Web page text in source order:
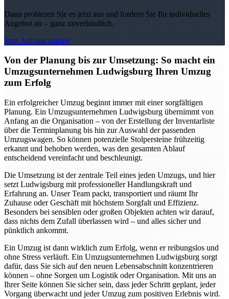
Dann probieren Sie es jetzt aus und fordern Sie Ihr individuelles
Angebot an – ganz unverbindlich.
Jetzt Anfrage starten
Von der Planung bis zur Umsetzung: So macht ein
Umzugsunternehmen Ludwigsburg Ihren Umzug
zum Erfolg
Ein erfolgreicher Umzug beginnt immer mit einer sorgfältigen
Planung. Ein Umzugsunternehmen Ludwigsburg übernimmt von
Anfang an die Organisation – von der Erstellung der Inventarliste
über die Terminplanung bis hin zur Auswahl der passenden
Umzugswagen. So können potenzielle Stolpersteine frühzeitig
erkannt und behoben werden, was den gesamten Ablauf
entscheidend vereinfacht und beschleunigt.
Die Umsetzung ist der zentrale Teil eines jeden Umzugs, und hier
setzt Ludwigsburg mit professioneller Handlungskraft und
Erfahrung an. Unser Team packt, transportiert und räumt Ihr
Zuhause oder Geschäft mit höchstem Sorgfalt und Effizienz.
Besonders bei sensiblen oder großen Objekten achten wir darauf,
dass nichts dem Zufall überlassen wird – und alles sicher und
pünktlich ankommt.
Ein Umzug ist dann wirklich zum Erfolg, wenn er reibungslos und
ohne Stress verläuft. Ein Umzugsunternehmen Ludwigsburg sorgt
dafür, dass Sie sich auf den neuen Lebensabschnitt konzentrieren
können – ohne Sorgen um Logistik oder Organisation. Mit uns an
Ihrer Seite können Sie sicher sein, dass jeder Schritt geplant, jeder
Vorgang überwacht und jeder Umzug zum positiven Erlebnis wird.